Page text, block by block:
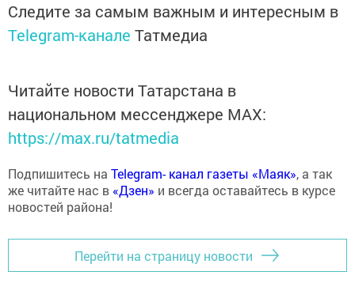
Следите за самым важным и интересным в
Telegram-канале Татмедиа
Читайте новости Татарстана в
национальном мессенджере MАХ:
https://max.ru/tatmedia
Подпишитесь на Telegram- канал газеты «Маяк», а так
же читайте нас в «Дзен» и всегда оставайтесь в курсе
новостей района!
Перейти на страницу новости